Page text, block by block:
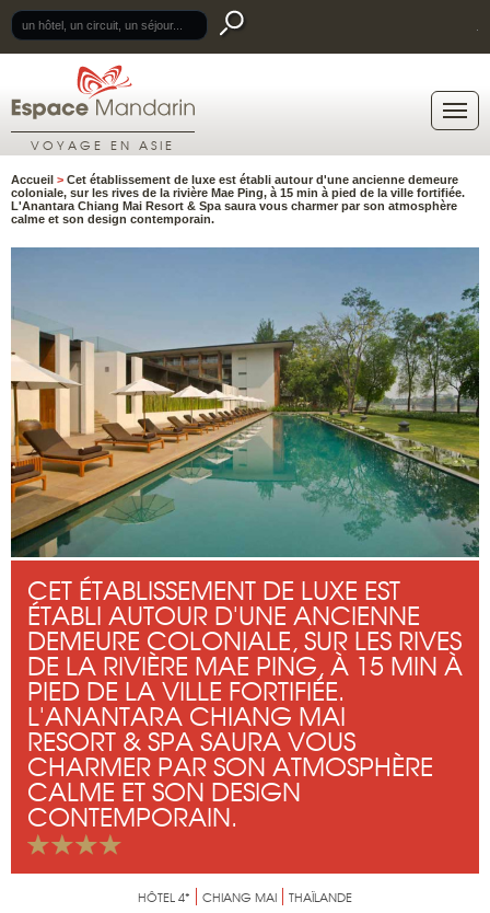
VOYAGE EN ASIE
Accueil > Cet établissement de luxe est établi autour d'une ancienne demeure
coloniale, sur les rives de la rivière Mae Ping, à 15 min à pied de la ville fortifiée.
L'Anantara Chiang Mai Resort & Spa saura vous charmer par son atmosphère
calme et son design contemporain.
CET ÉTABLISSEMENT DE LUXE EST
ÉTABLI AUTOUR D'UNE ANCIENNE
DEMEURE COLONIALE, SUR LES RIVES
DE LA RIVIÈRE MAE PING, À 15 MIN À
PIED DE LA VILLE FORTIFIÉE.
L'ANANTARA CHIANG MAI
RESORT & SPA SAURA VOUS
CHARMER PAR SON ATMOSPHÈRE
CALME ET SON DESIGN
CONTEMPORAIN.
HÔTEL 4* CHIANG MAI THAÏLANDE